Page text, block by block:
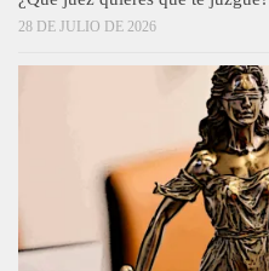
28 DE JULIO DE 2026